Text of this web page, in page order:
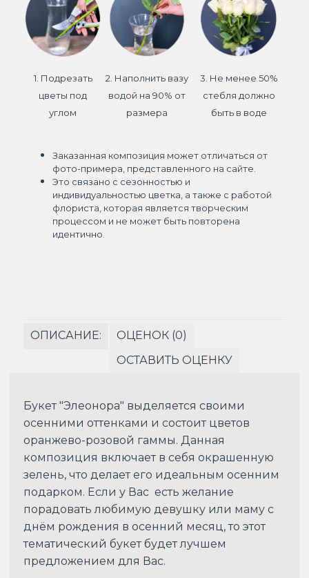
1. Подрезать
цветы под
углом
2. Наполнить вазу
водой на 90% от
размера
3. Не менее 50%
стебля должно
быть в воде
Заказанная композиция может отличаться от
фото-примера, представленного на сайте.
Это связано с сезонностью и
индивидуальностью цветка, а также с работой
флориста, которая является творческим
процессом и не может быть повторена
идентично.
ОПИСАНИЕ:
ОЦЕНОК (0)
ОСТАВИТЬ ОЦЕНКУ
Букет "Элеонора" выделяется своими
осенними оттенками и состоит цветов
оранжево-розовой гаммы. Данная
композиция включает в себя окрашенную
зелень, что делает его идеальным осенним
подарком. Если у Вас есть желание
порадовать любимую девушку или маму с
днём рождения в осенний месяц, то этот
тематический букет будет лучшем
предложением для Вас.